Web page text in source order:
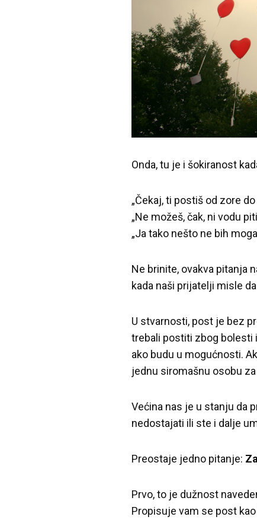
Onda, tu je i šokiranost
„Čekaj, ti postiš od zore
„Ne možeš, čak, ni vodu
„Ja tako nešto ne bih
Ne brinite, ovakva pitanja
kada naši prijatelji misle
U stvarnosti, post je bez
trebali postiti zbog bolesti
ako budu u mogućnosti.
jednu siromašnu osobu
Većina nas je u stanju da
nedostajati ili ste i dalje
Preostaje jedno pitanje:
Prvo, to je dužnost
Propisuje vam se post